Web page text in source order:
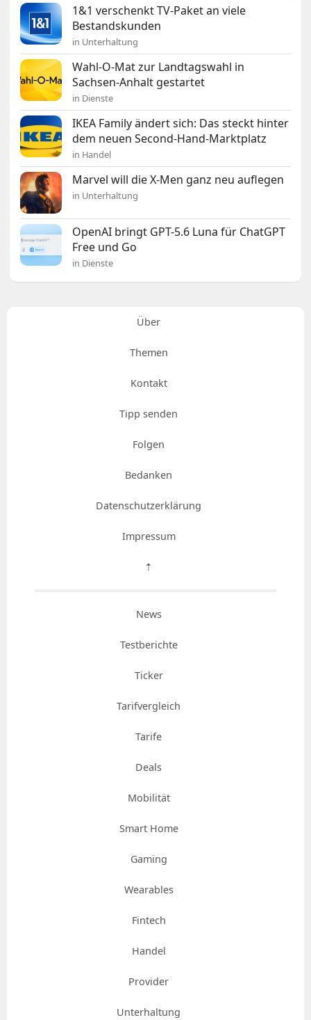
1&1 verschenkt TV-Paket an viele
Bestandskunden
in Unterhaltung
Wahl-O-Mat zur Landtagswahl in
Sachsen-Anhalt gestartet
in Dienste
IKEA Family ändert sich: Das steckt hinter
dem neuen Second-Hand-Marktplatz
in Handel
Marvel will die X-Men ganz neu auflegen
in Unterhaltung
OpenAI bringt GPT-5.6 Luna für ChatGPT
Free und Go
in Dienste
Über
Themen
Kontakt
Tipp senden
Folgen
Bedanken
Datenschutzerklärung
Impressum
⇡
News
Testberichte
Ticker
Tarifvergleich
Tarife
Deals
Mobilität
Smart Home
Gaming
Wearables
Fintech
Handel
Provider
Unterhaltung